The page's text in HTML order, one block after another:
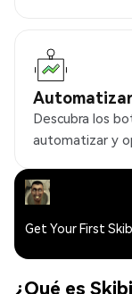
Descubra los
automatizar y
Get Your First
¿Qué es